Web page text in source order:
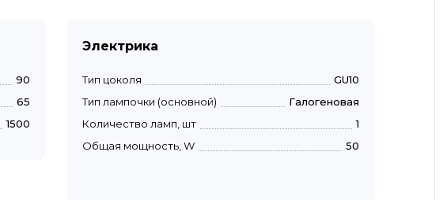
90
65
1500
Электрика
Тип цоколя
GU10
Тип лампочки (основной)
Галогеновая
Количество ламп, шт
1
Общая мощность, W
50